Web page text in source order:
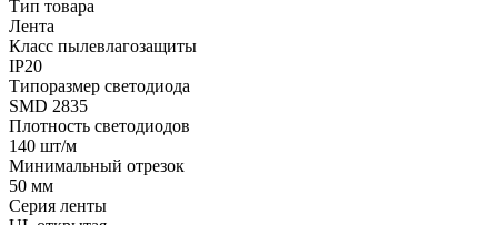
Тип товара
Лента
Класс пылевлагозащиты
IP20
Типоразмер светодиода
SMD 2835
Плотность светодиодов
140 шт/м
Минимальный отрезок
50 мм
Серия ленты